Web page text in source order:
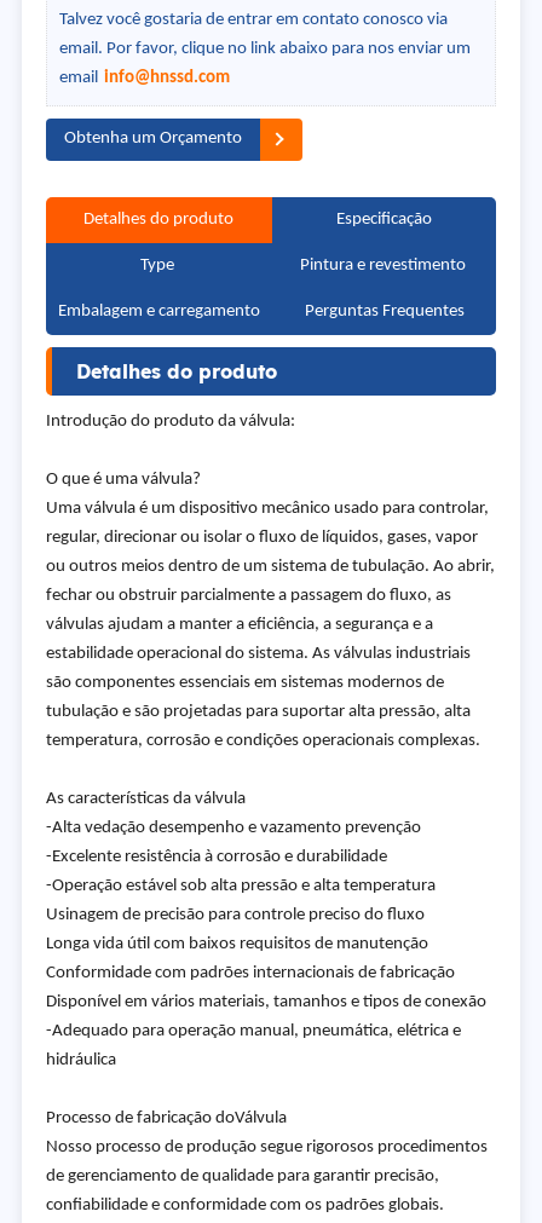
Talvez você gostaria de entrar em contato conosco via
email. Por favor, clique no link abaixo para nos enviar um
email info@hnssd.com
Obtenha um Orçamento
Detalhes do produto Especificação
Type Pintura e revestimento
Embalagem e carregamento Perguntas Frequentes
Detalhes do produto
Introdução do produto da válvula:
O que é uma válvula?
Uma válvula é um dispositivo mecânico usado para controlar,
regular, direcionar ou isolar o fluxo de líquidos, gases, vapor
ou outros meios dentro de um sistema de tubulação. Ao abrir,
fechar ou obstruir parcialmente a passagem do fluxo, as
válvulas ajudam a manter a eficiência, a segurança e a
estabilidade operacional do sistema. As válvulas industriais
são componentes essenciais em sistemas modernos de
tubulação e são projetadas para suportar alta pressão, alta
temperatura, corrosão e condições operacionais complexas.
As características da válvula
-Alta vedação desempenho e vazamento prevenção
-Excelente resistência à corrosão e durabilidade
-Operação estável sob alta pressão e alta temperatura
Usinagem de precisão para controle preciso do fluxo
Longa vida útil com baixos requisitos de manutenção
Conformidade com padrões internacionais de fabricação
Disponível em vários materiais, tamanhos e tipos de conexão
-Adequado para operação manual, pneumática, elétrica e
hidráulica
Processo de fabricação doVálvula
Nosso processo de produção segue rigorosos procedimentos
de gerenciamento de qualidade para garantir precisão,
confiabilidade e conformidade com os padrões globais.